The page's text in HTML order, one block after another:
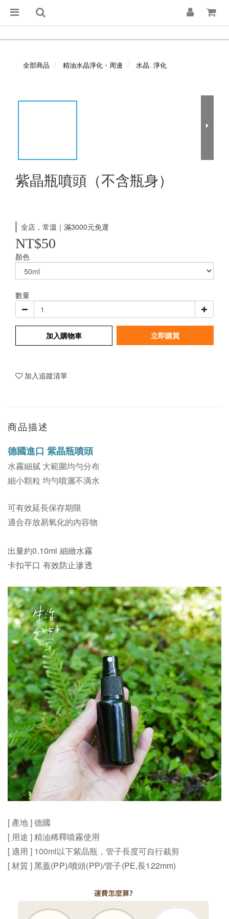
全部商品 精油水晶淨化・周邊 水晶. 淨化
紫晶瓶噴頭（不含瓶身）
全店，常溫｜滿3000元免運
NT$50
顏色
數量
加入購物車 立即購買
加入追蹤清單
商品描述
德國進口 紫晶瓶噴頭
水霧細膩 大範圍均勻分布
細小顆粒 均勻噴灑不滴水
可有效延長保存期限
適合存放易氧化的內容物
出量約0.10ml 細緻水霧
卡扣平口 有效防止滲透
[ 產地 ] 德國
[ 用途 ]精油稀釋噴霧使用
[ 適用 ] 100ml以下紫晶瓶，管子長度可自行裁剪
[ 材質 ]黑蓋(PP)/噴頭(PP)/管子(PE,長122mm)